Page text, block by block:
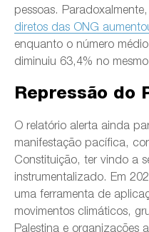
pessoas. Paradoxalmente,
diretos das ONG
enquanto o número
diminuiu 63,4% no
Repressão do
O relatório alerta ainda
manifestação pacífica,
Constituição, ter vindo a
instrumentalizado. Em
uma ferramenta de
movimentos climáticos,
Palestina e organizações